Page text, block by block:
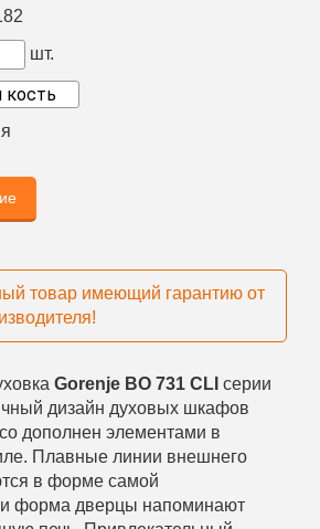
шт.
товар имеющий гарантию от
Gorenje BO 731 CLI серии
дизайн духовых шкафов
дополнен элементами в
Плавные линии внешнего
в форме самой
и форма дверцы напоминают